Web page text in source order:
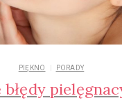
PIĘKNO PORADY
błędy